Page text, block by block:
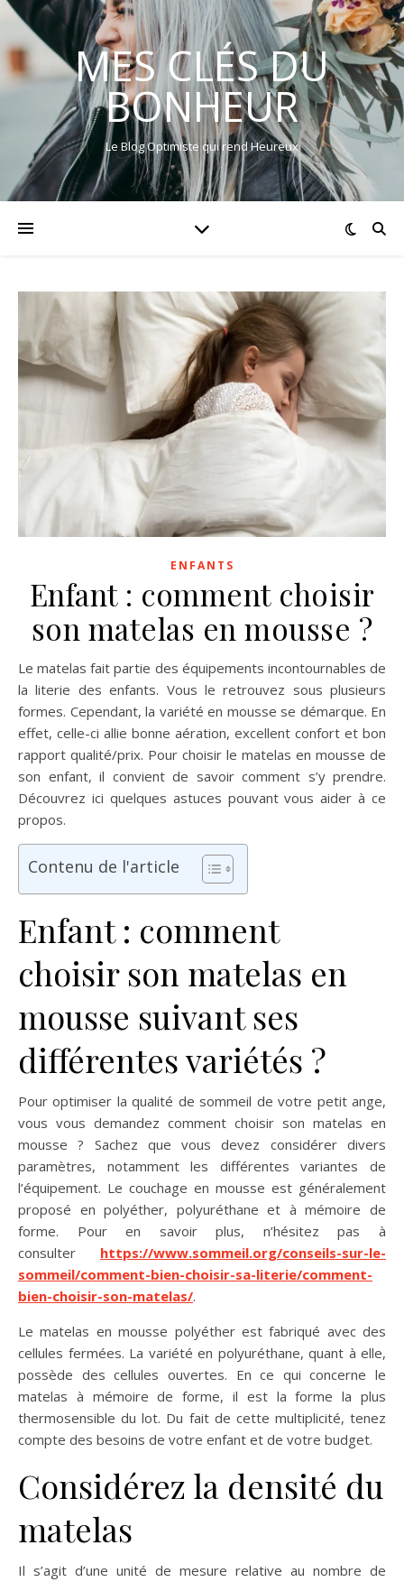
MES CLÉS DU
BONHEUR
Le Blog Optimiste qui rend Heureux
ENFANTS
Enfant : comment choisir
son matelas en mousse ?
Le matelas fait partie des équipements incontournables de
la literie des enfants. Vous le retrouvez sous plusieurs
formes. Cependant, la variété en mousse se démarque. En
effet, celle-ci allie bonne aération, excellent confort et bon
rapport qualité/prix. Pour choisir le matelas en mousse de
son enfant, il convient de savoir comment s’y prendre.
Découvrez ici quelques astuces pouvant vous aider à ce
propos.
Contenu de l'article
Enfant : comment
choisir son matelas en
mousse suivant ses
différentes variétés ?
Pour optimiser la qualité de sommeil de votre petit ange,
vous vous demandez comment choisir son matelas en
mousse ? Sachez que vous devez considérer divers
paramètres, notamment les différentes variantes de
l’équipement. Le couchage en mousse est généralement
proposé en polyéther, polyuréthane et à mémoire de
forme. Pour en savoir plus, n’hésitez pas à
consulter https://www.sommeil.org/conseils-sur-le-
sommeil/comment-bien-choisir-sa-literie/comment-
bien-choisir-son-matelas/.
Le matelas en mousse polyéther est fabriqué avec des
cellules fermées. La variété en polyuréthane, quant à elle,
possède des cellules ouvertes. En ce qui concerne le
matelas à mémoire de forme, il est la forme la plus
thermosensible du lot. Du fait de cette multiplicité, tenez
compte des besoins de votre enfant et de votre budget.
Considérez la densité du
matelas
Il s’agit d’une unité de mesure relative au nombre de